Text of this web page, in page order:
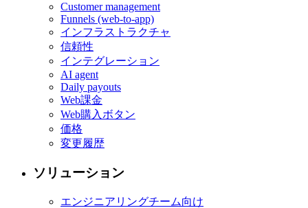
Customer management
Funnels (web-to-app)
インフラストラクチャ
信頼性
インテグレーション
AI agent
Daily payouts
Web課金
Web購入ボタン
価格
変更履歴
ソリューション
エンジニアリングチーム向け